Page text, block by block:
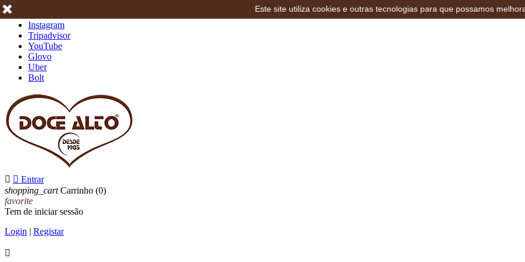
Instagram
Tripadvisor
YouTube
Glovo
Uber
Bolt
  Entrar
shopping_cart Carrinho (0)
favorite
Tem de iniciar sessão
Login | Registar

Este site utiliza cookies e outras tecnologias para que possamos